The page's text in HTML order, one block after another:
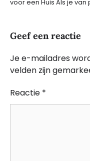
voor een Huis Als je
Geef een reactie
Je e-mailadres
velden zijn
Reactie *